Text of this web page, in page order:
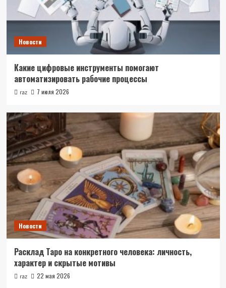
Новости
Какие цифровые инструменты помогают
автоматизировать рабочие процессы
raz 7 июля 2026
Новости
Расклад Таро на конкретного человека: личность,
характер и скрытые мотивы
raz 22 мая 2026